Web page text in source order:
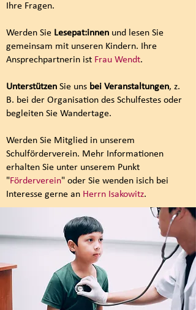
Ihre Fragen.
Werden Sie Lesepat:innen und lesen Sie
gemeinsam mit unseren Kindern. Ihre
Ansprechpartnerin ist Frau Wendt.
Unterstützen Sie uns bei Veranstaltungen, z.
B. bei der Organisation des Schulfestes oder
begleiten Sie Wandertage.
Werden Sie Mitglied in unserem
Schulförderverein. Mehr Informationen
erhalten Sie unter unserem Punkt
"Förderverein" oder Sie wenden isich bei
Interesse gerne an Herrn Isakowitz.